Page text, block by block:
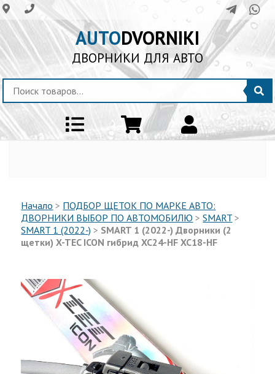
AUTODVORNIKI
ДВОРНИКИ ДЛЯ АВТО
Начало > ПОДБОР ЩЕТОК ПО МАРКЕ АВТО:
ДВОРНИКИ ВЫБОР ПО АВТОМОБИЛЮ >SMART >
SMART 1 (2022-) > SMART 1 (2022-) Дворники (2
щетки) X-TEC ICON гибрид XC24-HF XC18-HF